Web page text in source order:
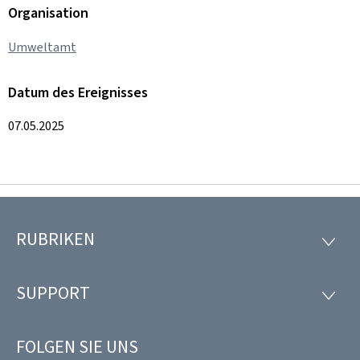
Organisation
Umweltamt
Datum des Ereignisses
07.05.2025
Footer
RUBRIKEN
SUPPORT
FOLGEN SIE UNS